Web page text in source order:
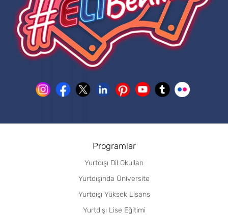
Programlar
Yurtdışı Dil Okulları
Yurtdışında Üniversite
Yurtdışı Yüksek Lisans
Yurtdışı Lise Eğitimi